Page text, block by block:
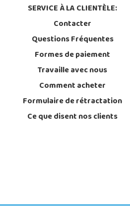
SERVICE À LA CLIENTÈLE:
Contacter
Questions Fréquentes
Formes de paiement
Travaille avec nous
Comment acheter
Formulaire de rétractation
Ce que disent nos clients